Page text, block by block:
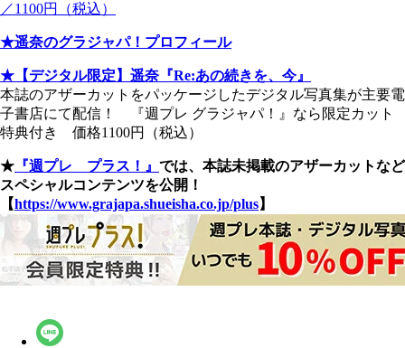
／1100円（税込）
★遥奈のグラジャパ！プロフィール
★【デジタル限定】遥奈『Re:あの続きを、今』
本誌のアザーカットをパッケージしたデジタル写真集が主要電
子書店にて配信！ 『週プレ グラジャパ！』なら限定カット
特典付き 価格1100円（税込）
★ 『週プレ プラス！』 では、本誌未掲載のアザーカットなど
スペシャルコンテンツを公開！
【https://www.grajapa.shueisha.co.jp/plus】